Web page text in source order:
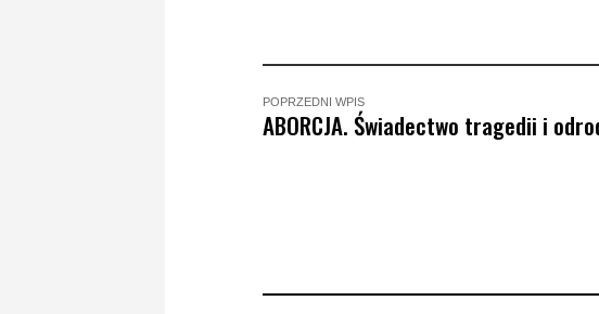
POPRZEDNI WPIS
ABORCJA. Świadectwo tragedii i